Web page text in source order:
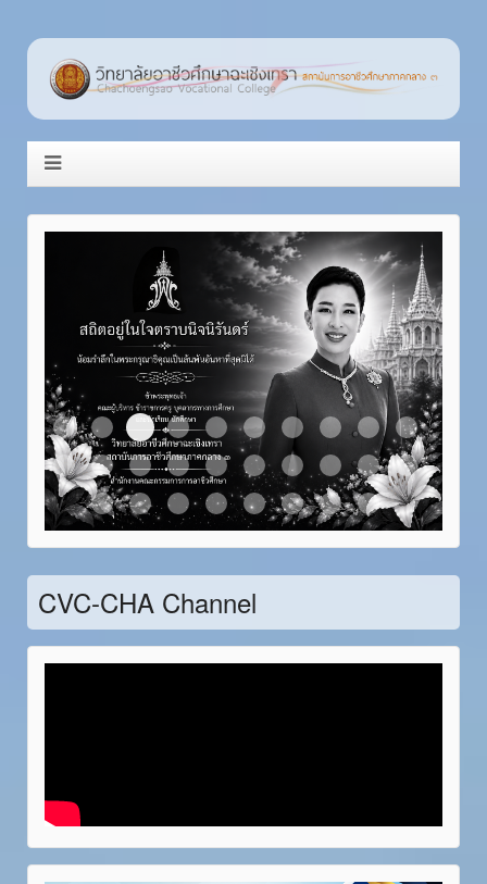
Item 1 Item 2Item 3
Item 4 Item 5 Item 6 Item 7 Item 8Item 9Item 10
Item 11Item 12Item 13Item 14Item 15Item 16 Item 17Item 18Item 19Item 20
Item 21Item 22Item 23Item 24Item 25Item 26Item 27Item 28
CVC-CHA Channel